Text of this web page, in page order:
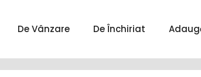
De Vânzare De Închiriat